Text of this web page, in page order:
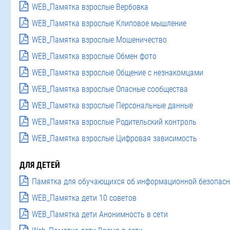
WEB_Памятка взрослые Вербовка
WEB_Памятка взрослые Клиповое мышление
WEB_Памятка взрослые Мошеничество
WEB_Памятка взрослые Обмен фото
WEB_Памятка взрослые Общение с незнакомцами
WEB_Памятка взрослые Опасные сообщества
WEB_Памятка взрослые Персональные данные
WEB_Памятка взрослые Родительский контроль
WEB_Памятка взрослые Цифровая зависимость
ДЛЯ ДЕТЕЙ
Памятка для обучающихся об информационной
WEB_Памятка дети 10 советов
WEB_Памятка дети Анонимность в сети